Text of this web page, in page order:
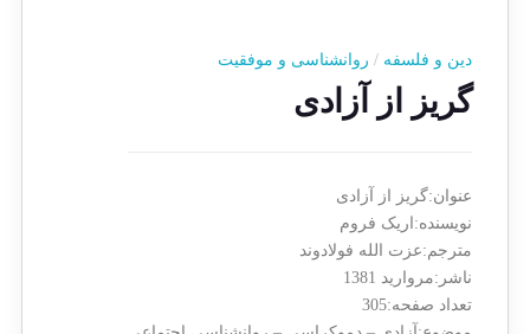
دین و فلسفه / روانشناسی و موفقیت
گریز از آزادی
عنوان:گریز از آزادی
نویسنده:اریک فروم
مترجم:عزت الله فولادوند
ناشر:مروارید 1381
تعداد صفحه:305